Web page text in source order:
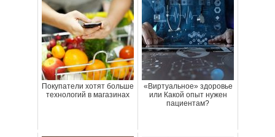
Покупатели хотят больше
технологий в магазинах
«Виртуальное» здоровье
или Какой опыт нужен
пациентам?